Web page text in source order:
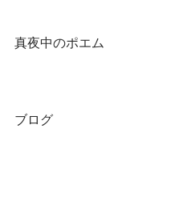
真夜中のポエム
ブログ